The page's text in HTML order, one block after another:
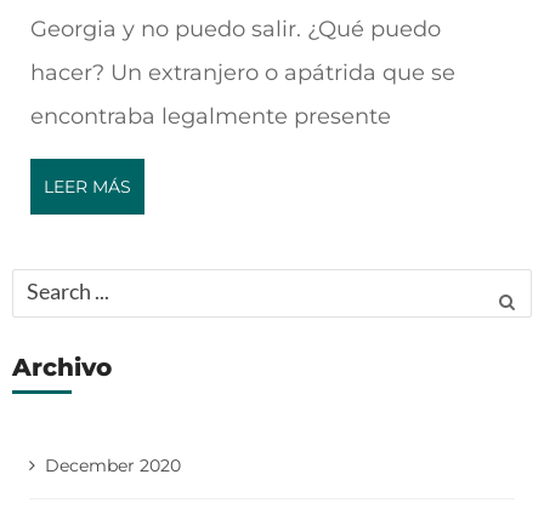
Georgia y no puedo salir. ¿Qué puedo
hacer? Un extranjero o apátrida que se
encontraba legalmente presente
LEER MÁS
Search
Archivo
December 2020